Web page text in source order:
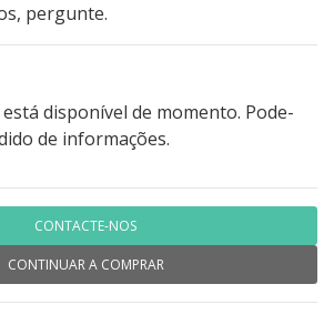
pergunte.
disponível de momento. Pode-
de informações.
CONTACTE-NOS
CONTINUAR A COMPRAR